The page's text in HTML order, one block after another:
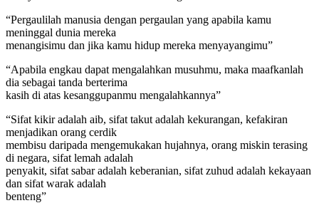
“Pergaulilah manusia dengan pergaulan yang apabila kamu
meninggal dunia mereka
menangisimu dan jika kamu hidup mereka menyayangimu”
“Apabila engkau dapat mengalahkan musuhmu, maka maafkanlah
dia sebagai tanda berterima
kasih di atas kesanggupanmu mengalahkannya”
“Sifat kikir adalah aib, sifat takut adalah kekurangan, kefakiran
menjadikan orang cerdik
membisu daripada mengemukakan hujahnya, orang miskin terasing
di negara, sifat lemah adalah
penyakit, sifat sabar adalah keberanian, sifat zuhud adalah kekayaan
dan sifat warak adalah
benteng”